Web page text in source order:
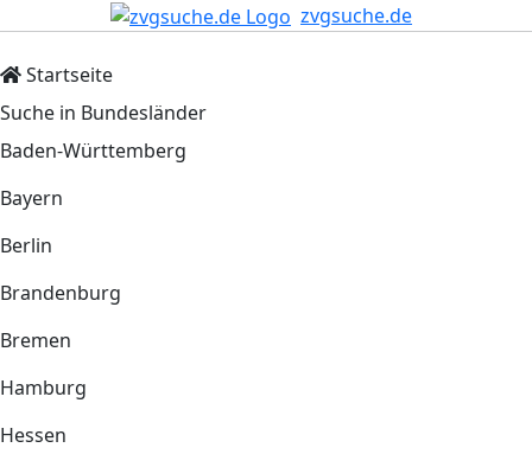
zvgsuche.de
Startseite
Suche in Bundesländer
Baden-Württemberg
Bayern
Berlin
Brandenburg
Bremen
Hamburg
Hessen